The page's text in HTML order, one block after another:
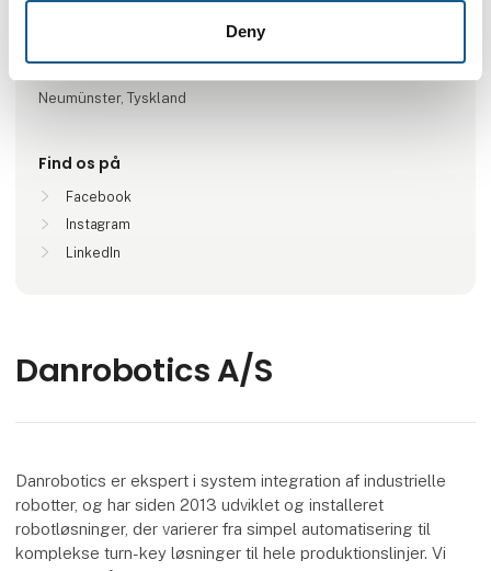
Deny
Neumünster, Tyskland
Find os på
Facebook
Instagram
LinkedIn
Danrobotics A/S
Danrobotics er ekspert i system integration af industrielle
robotter, og har siden 2013 udviklet og installeret
robotløsninger, der varierer fra simpel automatisering til
komplekse turn-key løsninger til hele produktionslinjer. Vi